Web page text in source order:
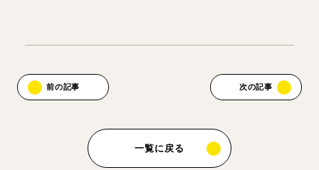
前の記事 次の記事
一覧に戻る